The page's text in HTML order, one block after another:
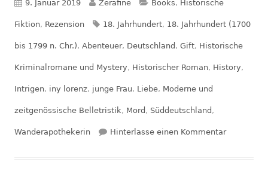
Veröffentlicht
am
9. Januar 2019 Autor
Zerafine Kategorien
Books, Historische
Fiktion, Rezension Schlagwörter
18. Jahrhundert, 18. Jahrhundert (1700
bis 1799 n. Chr.), Abenteuer, Deutschland , Gift, Historische
Kriminalromane und Mystery, Historischer Roman, History,
Intrigen, iny lorenz, junge Frau, Liebe, Moderne und
zeitgenössische Belletristik, Mord , Süddeutschland ,
Wanderapothekerin Hinterlasse einen Kommentarzu